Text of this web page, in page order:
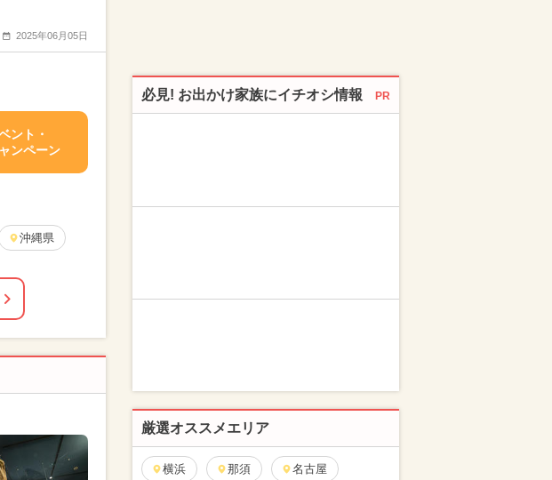
2025年06月05日
ント・
ンペーン
沖縄県
必見! お出かけ家族にイチオシ情報 PR
厳選オススメエリア
横浜 那須 名古屋